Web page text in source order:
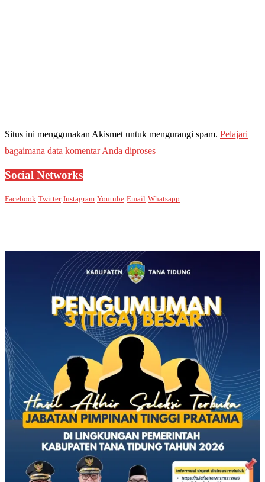
Situs ini menggunakan Akismet untuk mengurangi spam. Pelajari
bagaimana data komentar Anda diproses
Social Networks
Facebook Twitter Instagram Youtube Email Whatsapp